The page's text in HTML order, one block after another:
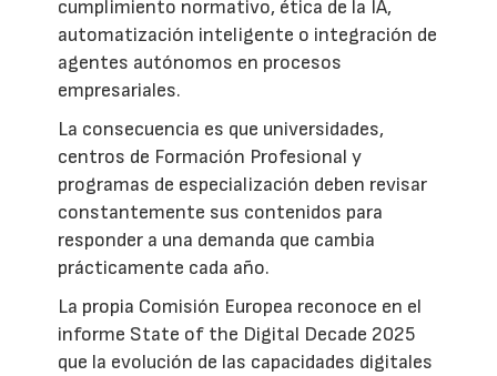
cumplimiento normativo, ética de la IA,
automatización inteligente o integración de
agentes autónomos en procesos
empresariales.
La consecuencia es que universidades,
centros de Formación Profesional y
programas de especialización deben revisar
constantemente sus contenidos para
responder a una demanda que cambia
prácticamente cada año.
La propia Comisión Europea reconoce en el
informe State of the Digital Decade 2025
que la evolución de las capacidades digitales